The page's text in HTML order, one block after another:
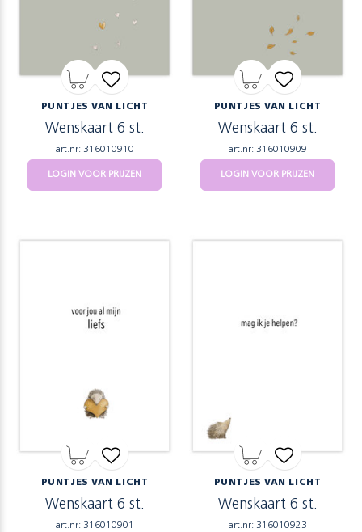
PUNTJES VAN LICHT
Wenskaart 6 st.
art.nr: 316010910
LOGIN VOOR PRIJZEN
PUNTJES VAN LICHT
Wenskaart 6 st.
art.nr: 316010909
LOGIN VOOR PRIJZEN
PUNTJES VAN LICHT
Wenskaart 6 st.
art.nr: 316010901
PUNTJES VAN LICHT
Wenskaart 6 st.
art.nr: 316010923